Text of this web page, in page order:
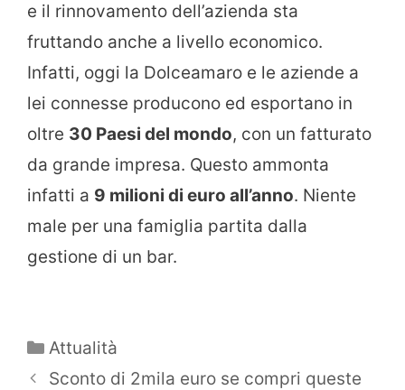
e il rinnovamento dell’azienda sta
fruttando anche a livello economico.
Infatti, oggi la Dolceamaro e le aziende a
lei connesse producono ed esportano in
oltre 30 Paesi del mondo, con un fatturato
da grande impresa. Questo ammonta
infatti a 9 milioni di euro all’anno. Niente
male per una famiglia partita dalla
gestione di un bar.
Categorie
Attualità
Sconto di 2mila euro se compri queste